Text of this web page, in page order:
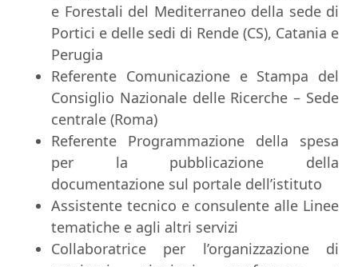
e Forestali del Mediterraneo della sede di
Portici e delle sedi di Rende (CS), Catania e
Perugia
Referente Comunicazione e Stampa del
Consiglio Nazionale delle Ricerche – Sede
centrale (Roma)
Referente Programmazione della spesa
per la pubblicazione della
documentazione sul portale dell’istituto
Assistente tecnico e consulente alle Linee
tematiche e agli altri servizi
Collaboratrice per l’organizzazione di